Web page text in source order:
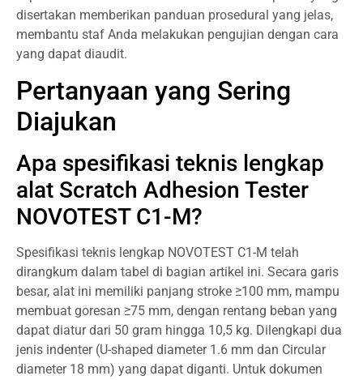
disertakan memberikan panduan prosedural yang jelas,
membantu staf Anda melakukan pengujian dengan cara
yang dapat diaudit.
Pertanyaan yang Sering
Diajukan
Apa spesifikasi teknis lengkap
alat Scratch Adhesion Tester
NOVOTEST C1-M?
Spesifikasi teknis lengkap NOVOTEST C1-M telah
dirangkum dalam tabel di bagian artikel ini. Secara garis
besar, alat ini memiliki panjang stroke ≥100 mm, mampu
membuat goresan ≥75 mm, dengan rentang beban yang
dapat diatur dari 50 gram hingga 10,5 kg. Dilengkapi dua
jenis indenter (U-shaped diameter 1.6 mm dan Circular
diameter 18 mm) yang dapat diganti. Untuk dokumen